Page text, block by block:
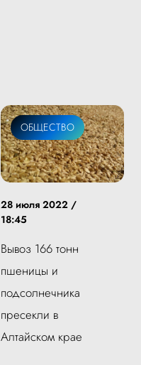
ОБЩЕСТВО
28 июля 2022 /
18:45
Вывоз 166 тонн
пшеницы и
подсолнечника
пресекли в
Алтайском крае